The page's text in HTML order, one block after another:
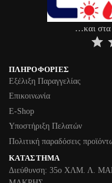
…και στα
ΠΛΗΡΟΦΟΡΊΕΣ
Εξέλιξη Παραγγελίας
Επικοινωνία
Ε-Shop
Υποστήριξη Πελατών
Πολιτική παραδόσεις
ΚΑΤΆΣΤΗΜΑ
Διεύθυνση: 35ο ΧΛΜ. Λ.